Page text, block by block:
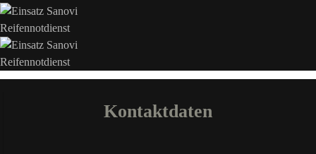
Kontaktdaten